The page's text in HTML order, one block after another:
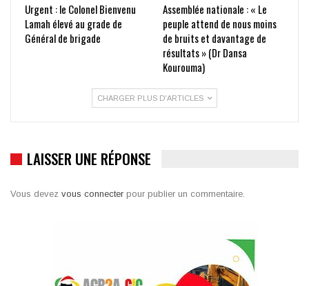
Urgent : le Colonel Bienvenu
Lamah élevé au grade de
Général de brigade
Assemblée nationale : « Le
peuple attend de nous moins
de bruits et davantage de
résultats » (Dr Dansa
Kourouma)
CHARGER PLUS D'ARTICLES
LAISSER UNE RÉPONSE
Vous devez vous connecter pour publier un commentaire.